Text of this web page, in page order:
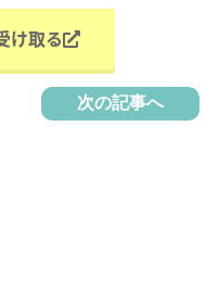
け取る
次の記事へ